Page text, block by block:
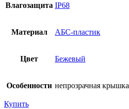
Влагозащита IP68
Материал АБС-пластик
Цвет Бежевый
Особенности непрозрачная крышка
Купить